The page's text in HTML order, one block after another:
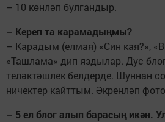
– 10 көнләп булгандыр.
– Кереп та карамадыңмы?
– Карадым (елмая) «Син кая?»,
«Ташлама» дип яздылар. Дус
теләктәшлек белдерде. Шуннан
ничектер кайттым. Әкренләп
– 5 ел блог алып барасың икән.